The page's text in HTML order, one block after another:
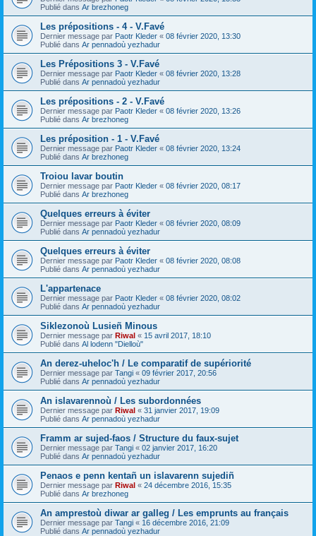
Publié dans Ar brezhoneg
Les prépositions - 4 - V.Favé
Dernier message par Paotr Kleder « 08 février 2020, 13:30
Publié dans Ar pennadoù yezhadur
Les Prépositions 3 - V.Favé
Dernier message par Paotr Kleder « 08 février 2020, 13:28
Publié dans Ar pennadoù yezhadur
Les prépositions - 2 - V.Favé
Dernier message par Paotr Kleder « 08 février 2020, 13:26
Publié dans Ar brezhoneg
Les préposition - 1 - V.Favé
Dernier message par Paotr Kleder « 08 février 2020, 13:24
Publié dans Ar brezhoneg
Troiou lavar boutin
Dernier message par Paotr Kleder « 08 février 2020, 08:17
Publié dans Ar brezhoneg
Quelques erreurs à éviter
Dernier message par Paotr Kleder « 08 février 2020, 08:09
Publié dans Ar pennadoù yezhadur
Quelques erreurs à éviter
Dernier message par Paotr Kleder « 08 février 2020, 08:08
Publié dans Ar pennadoù yezhadur
L'appartenace
Dernier message par Paotr Kleder « 08 février 2020, 08:02
Publié dans Ar pennadoù yezhadur
Siklezonoù Lusieñ Minous
Dernier message par Riwal « 15 avril 2017, 18:10
Publié dans Al lodenn "Dielloù"
An derez-uheloc'h / Le comparatif de supériorité
Dernier message par Tangi « 09 février 2017, 20:56
Publié dans Ar pennadoù yezhadur
An islavarennoù / Les subordonnées
Dernier message par Riwal « 31 janvier 2017, 19:09
Publié dans Ar pennadoù yezhadur
Framm ar sujed-faos / Structure du faux-sujet
Dernier message par Tangi « 02 janvier 2017, 16:20
Publié dans Ar pennadoù yezhadur
Penaos e penn kentañ un islavarenn sujediñ
Dernier message par Riwal « 24 décembre 2016, 15:35
Publié dans Ar brezhoneg
An amprestoù diwar ar galleg / Les emprunts au français
Dernier message par Tangi « 16 décembre 2016, 21:09
Publié dans Ar pennadoù yezhadur